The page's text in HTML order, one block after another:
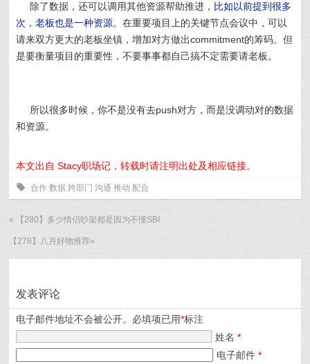
除了数据，还可以调用其他资源帮助推进， 比如以前提到很多
次，老板也是一种资源。在重要项目上的关键节点会议中，可以
请来双方更大的老板坐镇，增加对方做出commitment的筹码。但
是要衡量项目的重要性，不要事事都自己搞不定需要请老板。
所以很多时候，你不是没有去push对方，而是没调动对的数据
和资源。
本文出自 Stacy职场记，转载时请注明出处及相应链接。
0 合作 数据 跨部门 沟通 推动 配合
« 【280】多少情侣吵架都是因为不懂SBI
【278】八月好物推荐»
发表评论
电子邮件地址不会被公开。必填项已用*标注
姓名*
电子邮件*